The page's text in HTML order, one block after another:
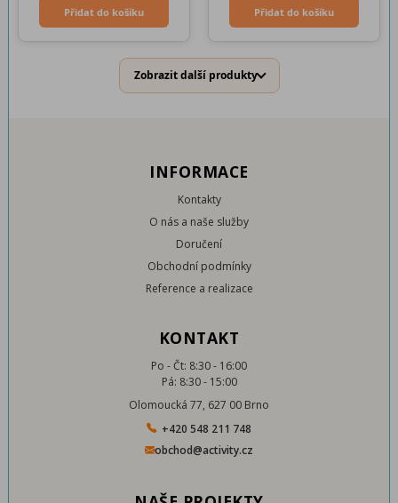
Přidat do košíku Přidat do košíku
Zobrazit další produkty
INFORMACE
Kontakty
O nás a naše služby
Doručení
Obchodní podmínky
Reference a realizace
KONTAKT
Po - Čt: 8:30 - 16:00
Pá: 8:30 - 15:00
Olomoucká 77, 627 00 Brno
+420 548 211 748
obchod@activity.cz